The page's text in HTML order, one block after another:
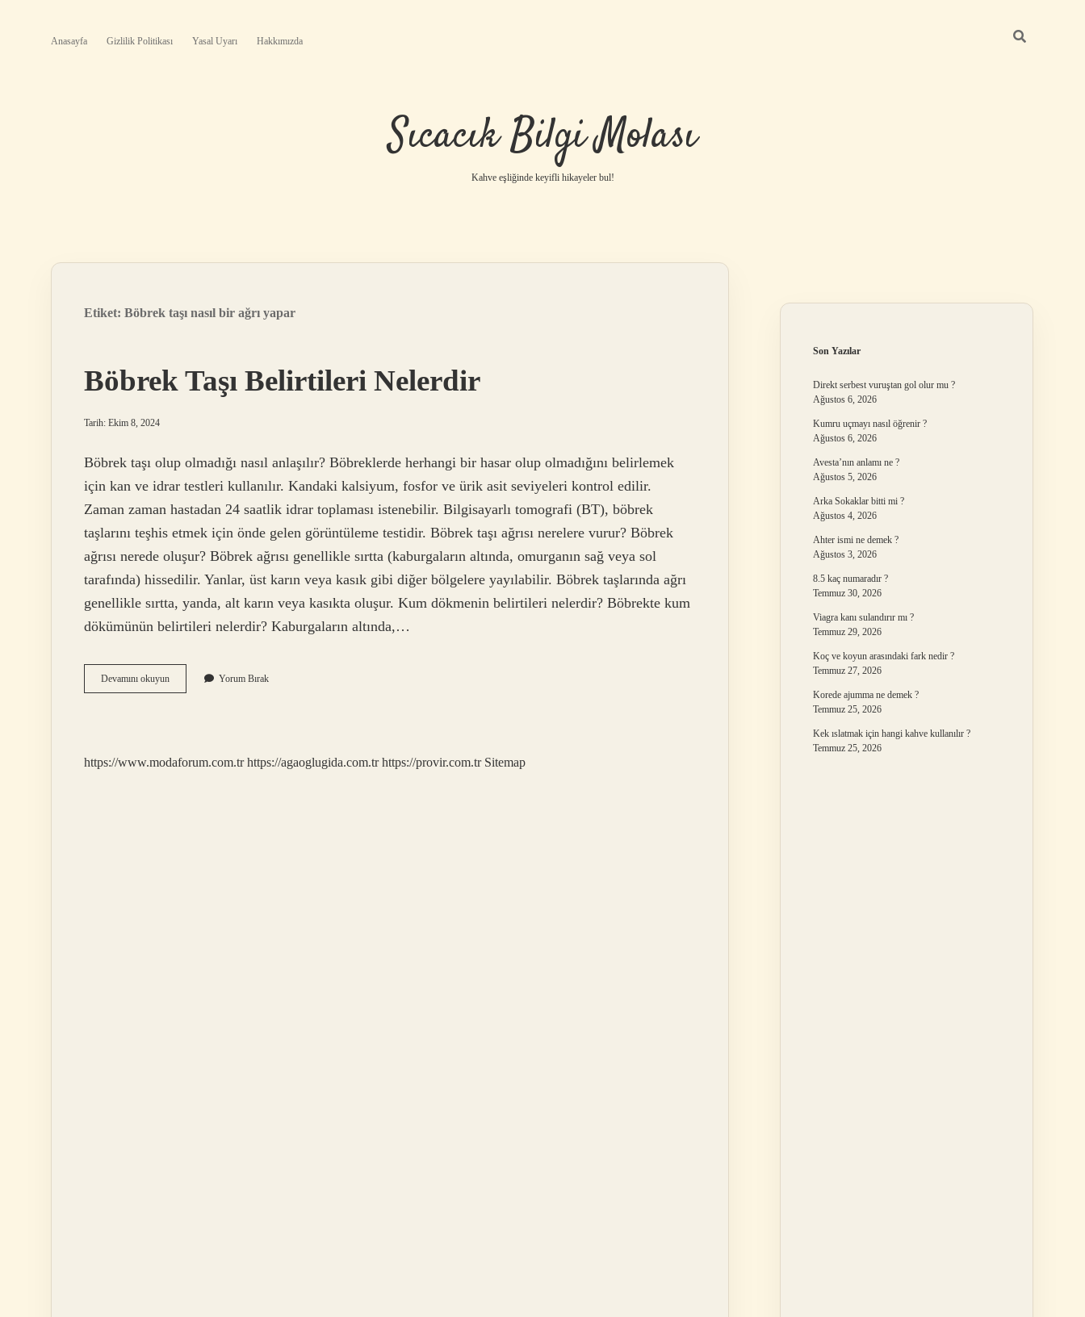
Anasayfa Gizlilik Politikası Yasal Uyarı Hakkımızda
Sıcacık Bilgi Molası
Kahve eşliğinde keyifli hikayeler bul!
Etiket: Böbrek taşı nasıl bir ağrı yapar
Böbrek Taşı Belirtileri Nelerdir
Tarih: Ekim 8, 2024
Böbrek taşı olup olmadığı nasıl anlaşılır? Böbreklerde herhangi bir hasar olup olmadığını belirlemek
için kan ve idrar testleri kullanılır. Kandaki kalsiyum, fosfor ve ürik asit seviyeleri kontrol edilir.
Zaman zaman hastadan 24 saatlik idrar toplaması istenebilir. Bilgisayarlı tomografi (BT), böbrek
taşlarını teşhis etmek için önde gelen görüntüleme testidir. Böbrek taşı ağrısı nerelere vurur? Böbrek
ağrısı nerede oluşur? Böbrek ağrısı genellikle sırtta (kaburgaların altında, omurganın sağ veya sol
tarafında) hissedilir. Yanlar, üst karın veya kasık gibi diğer bölgelere yayılabilir. Böbrek taşlarında ağrı
genellikle sırtta, yanda, alt karın veya kasıkta oluşur. Kum dökmenin belirtileri nelerdir? Böbrekte kum
dökümünün belirtileri nelerdir? Kaburgaların altında,…
Devamını okuyunBöbrek
Taşı
Yorum Bırak
https://www.modaforum.com.tr https://agaoglugida.com.tr https://provir.com.tr Sitemap
Son Yazılar
Direkt serbest vuruştan gol olur mu ?
Ağustos 6, 2026
Kumru uçmayı nasıl öğrenir ?
Ağustos 6, 2026
Avesta’nın anlamı ne ?
Ağustos 5, 2026
Arka Sokaklar bitti mi ?
Ağustos 4, 2026
Ahter ismi ne demek ?
Ağustos 3, 2026
8.5 kaç numaradır ?
Temmuz 30, 2026
Viagra kanı sulandırır mı ?
Temmuz 29, 2026
Koç ve koyun arasındaki fark nedir ?
Temmuz 27, 2026
Korede ajumma ne demek ?
Temmuz 25, 2026
Kek ıslatmak için hangi kahve kullanılır ?
Temmuz 25, 2026